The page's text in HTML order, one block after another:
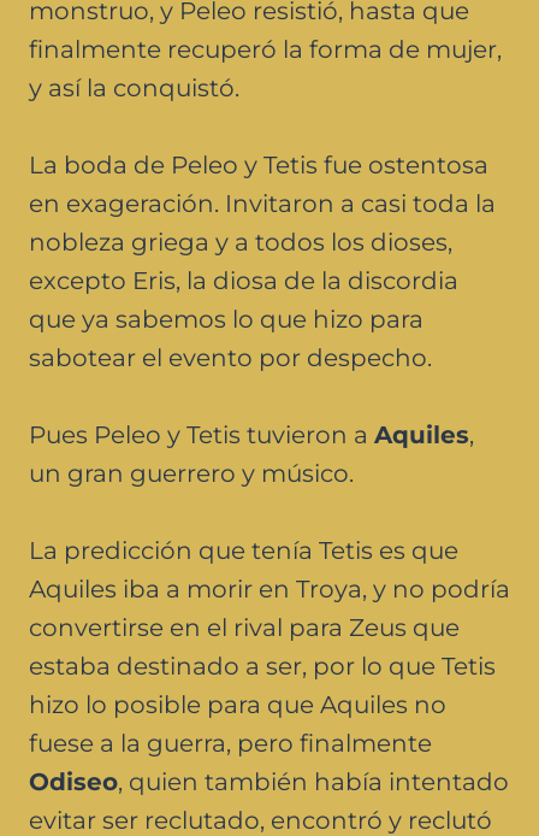
monstruo, y Peleo resistió, hasta que
finalmente recuperó la forma de mujer,
y así la conquistó.
La boda de Peleo y Tetis fue ostentosa
en exageración. Invitaron a casi toda la
nobleza griega y a todos los dioses,
excepto Eris, la diosa de la discordia
que ya sabemos lo que hizo para
sabotear el evento por despecho.
Pues Peleo y Tetis tuvieron a Aquiles,
un gran guerrero y músico.
La predicción que tenía Tetis es que
Aquiles iba a morir en Troya, y no podría
convertirse en el rival para Zeus que
estaba destinado a ser, por lo que Tetis
hizo lo posible para que Aquiles no
fuese a la guerra, pero finalmente
Odiseo, quien también había intentado
evitar ser reclutado, encontró y reclutó